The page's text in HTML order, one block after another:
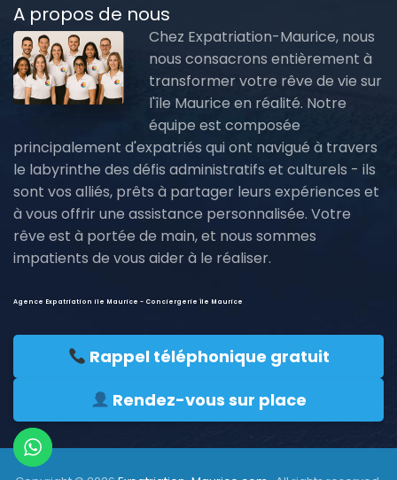
A propos de nous
Chez Expatriation-Maurice, nous
nous consacrons entièrement à
transformer votre rêve de vie sur
l'île Maurice en réalité. Notre
équipe est composée
principalement d'expatriés qui ont navigué à travers
le labyrinthe des défis administratifs et culturels - ils
sont vos alliés, prêts à partager leurs expériences et
à vous offrir une assistance personnalisée. Votre
rêve est à portée de main, et nous sommes
impatients de vous aider à le réaliser.
Agence Expatriation ile Maurice - Conciergerie île Maurice
Rappel téléphonique gratuit
Rendez-vous sur place